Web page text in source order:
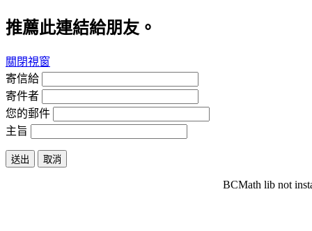
推薦此連結給朋友。
關閉視窗
寄信給
寄件者
您的郵件
主旨
送出 取消
BCMath lib not